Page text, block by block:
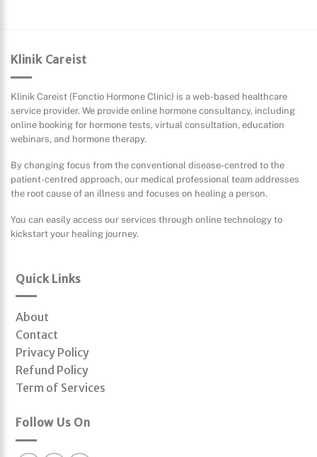
Klinik Careist
Klinik Careist (Fonctio Hormone Clinic) is a web-based healthcare
service provider. We provide online hormone consultancy, including
online booking for hormone tests, virtual consultation, education
webinars, and hormone therapy.
By changing focus from the conventional disease-centred to the
patient-centred approach, our medical professional team addresses
the root cause of an illness and focuses on healing a person.
You can easily access our services through online technology to
kickstart your healing journey.
Quick Links
About
Contact
Privacy Policy
Refund Policy
Term of Services
Follow Us On